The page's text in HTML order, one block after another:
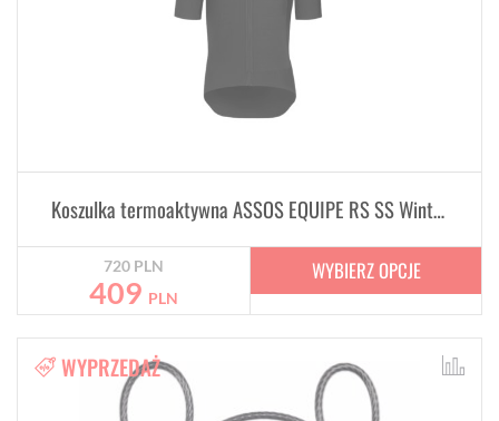
Koszulka termoaktywna ASSOS EQUIPE RS SS Winter SS Izolator
720 PLN
409 PLN
WYBIERZ OPCJE
WYPRZEDAŻ